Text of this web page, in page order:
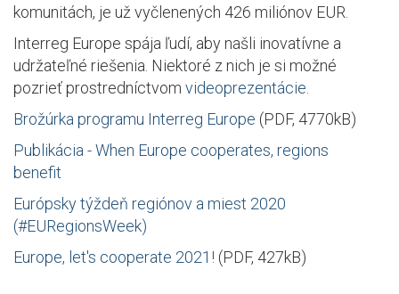
komunitách, je už vyčlenených 426 miliónov EUR.
Interreg Europe spája ľudí, aby našli inovatívne a
udržateľné riešenia. Niektoré z nich je si možné
pozrieť prostredníctvom videoprezentácie.
Brožúrka programu Interreg Europe (PDF, 4770kB)
Publikácia - When Europe cooperates, regions
benefit
Európsky týždeň regiónov a miest 2020
(#EURegionsWeek)
Europe, let's cooperate 2021! (PDF, 427kB)